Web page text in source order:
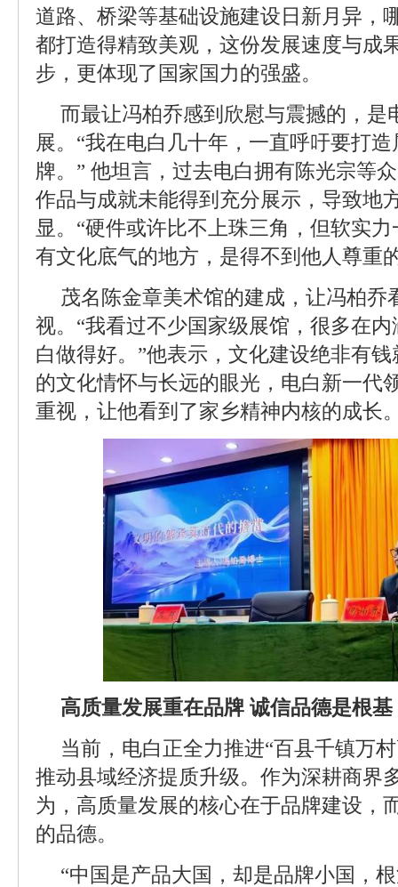
道路、桥梁等基础设施建设日新月异，
都打造得精致美观，这份发展速度与成
步，更体现了国家国力的强盛。
而最让冯柏乔感到欣慰与震撼的，是
展。“我在电白几十年，一直呼吁要打
牌。” 他坦言，过去电白拥有陈光宗等
作品与成就未能得到充分展示，导致地
显。“硬件或许比不上珠三角，但软实
有文化底气的地方，是得不到他人尊重
茂名陈金章美术馆的建成，让冯柏乔
视。“我看过不少国家级展馆，很多在
白做得好。”他表示，文化建设绝非有
的文化情怀与长远的眼光，电白新一代
重视，让他看到了家乡精神内核的成长
高质量发展重在品牌 诚信品德是根基
当前，电白正全力推进“百县千镇万
推动县域经济提质升级。作为深耕商界
为，高质量发展的核心在于品牌建设，
的品德。
“中国是产品大国，却是品牌小国，